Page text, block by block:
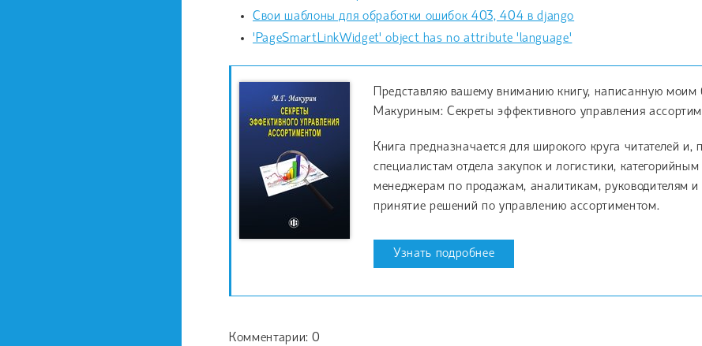
Свои шаблоны для обработки ошибок 403, 404 в django
'PageSmartLinkWidget' object has no attribute 'language'
Представляю вашему вниманию книгу, написанную
Макуриным: Секреты эффективного управления
Книга предназначается для широкого круга читателей
специалистам отдела закупок и логистики,
менеджерам по продажам, аналитикам, руководителям и
принятие решений по управлению ассортиментом.
Узнать подробнее
Комментарии: 0